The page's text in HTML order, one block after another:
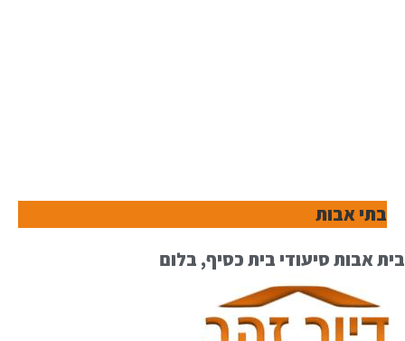
בתי אבות
בית אבות סיעודי בית כסיף, בלום